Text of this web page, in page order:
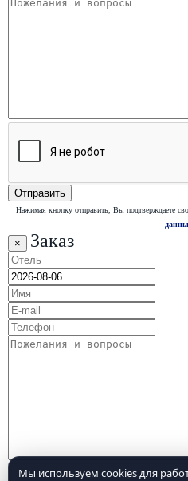
Мы используем cookies для
Нажимая кнопку отправить, Вы подтверждаете
× Заказ